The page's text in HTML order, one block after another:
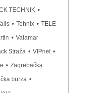
TECHNIK •
• Tehnix • TELE
• Valamar
Straža • VIPnet •
• Zagrebačka
burza •